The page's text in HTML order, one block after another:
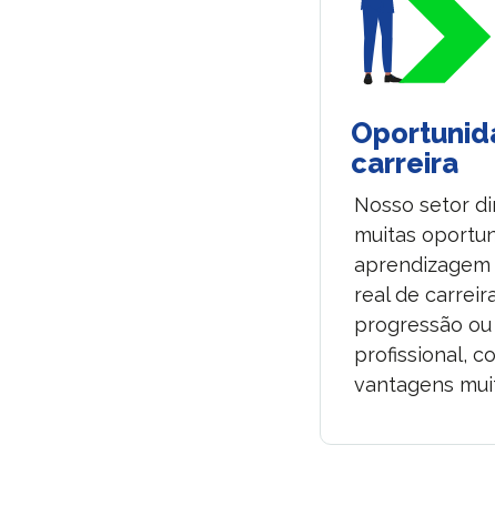
carreira
Nosso setor
muitas
real de
progressão
profissional,
vantagens